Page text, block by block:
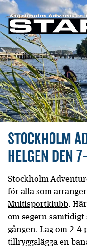
Stockholm
Helgen den
Stockholm
för alla som
Multisportklubb.
om segern
gången. Lag om 2-4
tillryggalägga en